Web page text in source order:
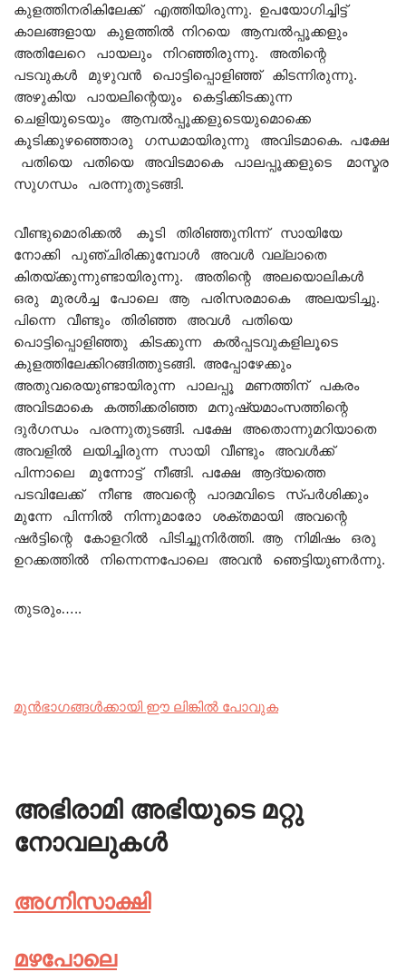
കുളത്തിനരികിലേക്ക് എത്തിയിരുന്നു. ഉപയോഗിച്ചിട്ട്‌
കാലങ്ങളായ കുളത്തിൽ നിറയെ ആമ്പൽപ്പൂക്കളും
അതിലേറെ പായലും നിറഞ്ഞിരുന്നു. അതിന്റെ
പടവുകൾ മുഴുവൻ പൊട്ടിപ്പൊളിഞ്ഞ് കിടന്നിരുന്നു.
അഴുകിയ പായലിന്റെയും കെട്ടിക്കിടക്കുന്ന
ചെളിയുടെയും ആമ്പൽപ്പൂക്കളുടെയുമൊക്കെ
കൂടിക്കുഴഞ്ഞൊരു ഗന്ധമായിരുന്നു അവിടമാകെ. പക്ഷേ
പതിയെ പതിയെ അവിടമാകെ പാലപ്പൂക്കളുടെ മാസ്മര
സുഗന്ധം പരന്നുതുടങ്ങി.
വീണ്ടുമൊരിക്കൽ കൂടി തിരിഞ്ഞുനിന്ന് സായിയേ
നോക്കി പുഞ്ചിരിക്കുമ്പോൾ അവൾ വല്ലാതെ
കിതയ്ക്കുന്നുണ്ടായിരുന്നു. അതിന്റെ അലയൊലികൾ
ഒരു മുരൾച്ച പോലെ ആ പരിസരമാകെ അലയടിച്ചു.
പിന്നെ വീണ്ടും തിരിഞ്ഞ അവൾ പതിയെ
പൊട്ടിപ്പൊളിഞ്ഞു കിടക്കുന്ന കൽപ്പടവുകളിലൂടെ
കുളത്തിലേക്കിറങ്ങിത്തുടങ്ങി. അപ്പോഴേക്കും
അതുവരെയുണ്ടായിരുന്ന പാലപ്പൂ മണത്തിന് പകരം
അവിടമാകെ കത്തിക്കരിഞ്ഞ മനുഷ്യമാംസത്തിന്റെ
ദുർഗന്ധം പരന്നുതുടങ്ങി. പക്ഷേ അതൊന്നുമറിയാതെ
അവളിൽ ലയിച്ചിരുന്ന സായി വീണ്ടും അവൾക്ക്
പിന്നാലെ മുന്നോട്ട് നീങ്ങി. പക്ഷേ ആദ്യത്തെ
പടവിലേക്ക് നീണ്ട അവന്റെ പാദമവിടെ സ്പർശിക്കും
മുന്നേ പിന്നിൽ നിന്നുമാരോ ശക്തമായി അവന്റെ
ഷർട്ടിന്റെ കോളറിൽ പിടിച്ചുനിർത്തി. ആ നിമിഷം ഒരു
ഉറക്കത്തിൽ നിന്നെന്നപോലെ അവൻ ഞെട്ടിയുണർന്നു.
തുടരും…..
മുൻഭാഗങ്ങൾക്കായി ഈ ലിങ്കിൽ പോവുക
അഭിരാമി അഭിയുടെ മറ്റു
നോവലുകൾ
അഗ്നിസാക്ഷി
മഴപോലെ